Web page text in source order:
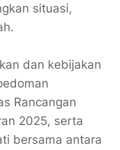
situasi,
dan kebijakan
Rancangan
2025, serta
bersama antara